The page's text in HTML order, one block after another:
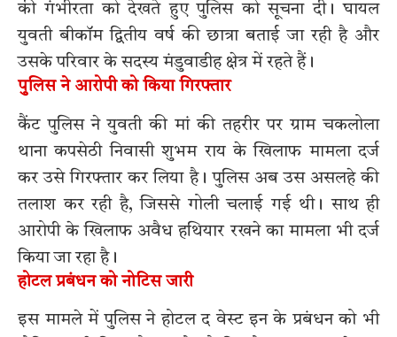
की गंभीरता को देखते हुए पुलिस को सूचना दी। घायल
युवती बीकॉम द्वितीय वर्ष की छात्रा बताई जा रही है और
उसके परिवार के सदस्य मंडुवाडीह क्षेत्र में रहते हैं।
पुलिस ने आरोपी को किया गिरफ्तार
कैंट पुलिस ने युवती की मां की तहरीर पर ग्राम चकलोला
थाना कपसेठी निवासी शुभम राय के खिलाफ मामला दर्ज
कर उसे गिरफ्तार कर लिया है। पुलिस अब उस असलहे की
तलाश कर रही है, जिससे गोली चलाई गई थी। साथ ही
आरोपी के खिलाफ अवैध हथियार रखने का मामला भी दर्ज
किया जा रहा है।
होटल प्रबंधन को नोटिस जारी
इस मामले में पुलिस ने होटल द वेस्ट इन के प्रबंधन को भी